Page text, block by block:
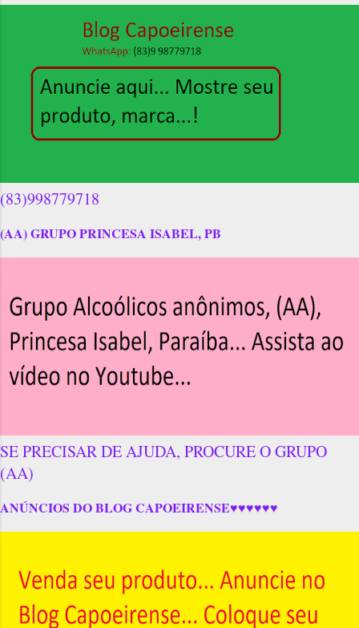
(83)998779718
(AA) GRUPO PRINCESA ISABEL, PB
SE PRECISAR DE AJUDA, PROCURE O GRUPO
(AA)
ANÚNCIOS DO BLOG CAPOEIRENSE♥♥♥♥♥♥